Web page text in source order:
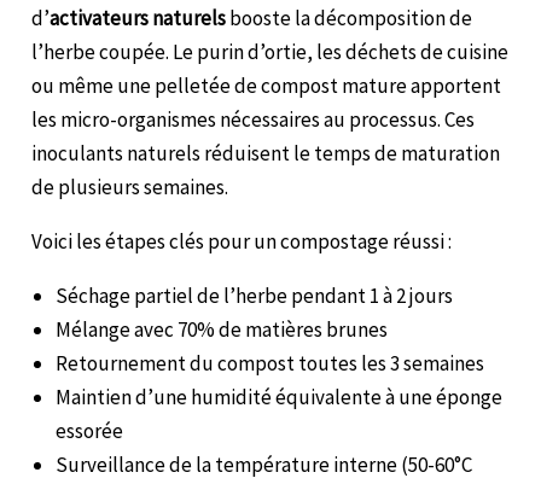
d’activateurs naturelsbooste la décomposition de
l’herbe coupée. Le purin d’ortie, les déchets de cuisine
ou même une pelletée de compost mature apportent
les micro-organismes nécessaires au processus. Ces
inoculants naturels réduisent le temps de maturation
de plusieurs semaines.
Voici les étapes clés pour un compostage réussi :
Séchage partiel de l’herbe pendant 1 à 2 jours
Mélange avec 70% de matières brunes
Retournement du compost toutes les 3 semaines
Maintien d’une humidité équivalente à une éponge
essorée
Surveillance de la température interne (50-60°C